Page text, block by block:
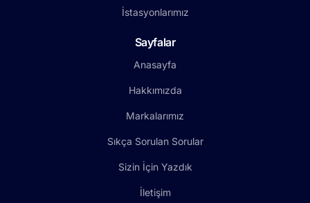
İstasyonlarımız
Sayfalar
Anasayfa
Hakkımızda
Markalarımız
Sıkça Sorulan Sorular
Sizin İçin Yazdık
İletişim